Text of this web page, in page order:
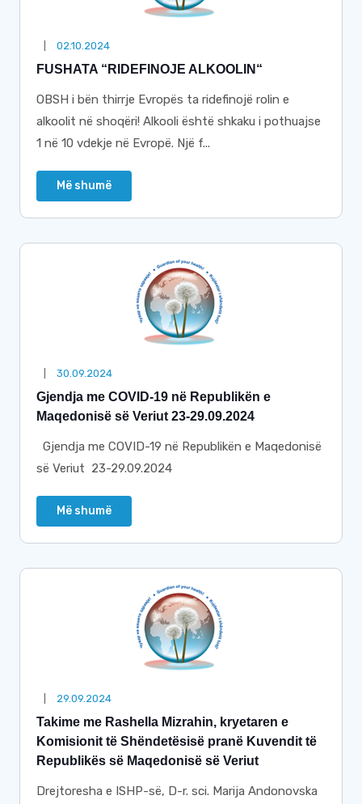
02.10.2024
FUSHATA “RIDEFINOJE ALKOOLIN“
OBSH i bën thirrje Evropës ta ridefinojë rolin e
alkoolit në shoqëri! Alkooli është shkaku i pothuajse
1 në 10 vdekje në Evropë. Një f...
Më shumë
30.09.2024
Gjendja me COVID-19 në Republikën e
Maqedonisë së Veriut 23-29.09.2024
Gjendja me COVID-19 në Republikën e Maqedonisë
së Veriut 23-29.09.2024
Më shumë
29.09.2024
Takime me Rashella Mizrahin, kryetaren e
Komisionit të Shëndetësisë pranë Kuvendit të
Republikës së Maqedonisë së Veriut
Drejtoresha e ISHP-së, D-r. sci. Marija Andonovska